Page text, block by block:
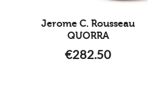
Jerome C. Rousseau
QUORRA
€282.50